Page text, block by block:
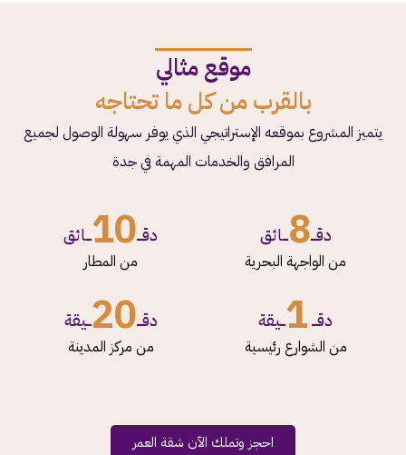
موقع مثالي
بالقرب من كل ما تحتاجه
يتميز المشروع بموقعه الإستراتيجي الذي يوفر سهولة الوصول لجميع
المرافق والخدمات المهمة في جدة
دقـــ8ـــائق
من الواجهة البحرية
دقـــ10ـــائق
من المطار
دقـــ1ـــيقة
من الشوارع رئيسية
دقـــ20ـــيقة
من مركز المدينة
احجز وتملك الآن شقة العمر